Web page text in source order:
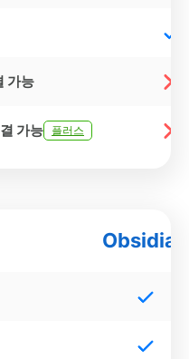
가능
가능 플러스
Obsidian